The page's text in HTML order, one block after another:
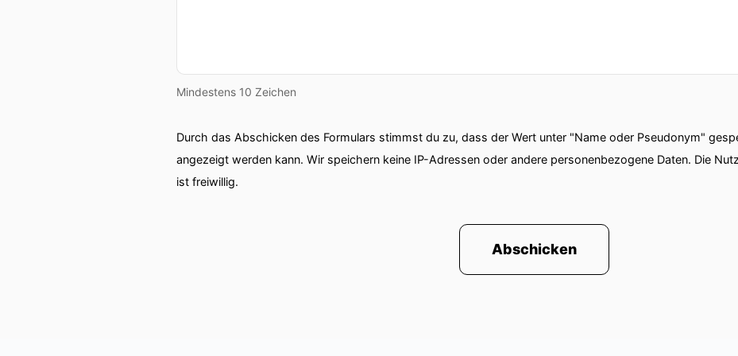
00:01:34: am persischen Golf wird wahrscheinlich einige überraschte Neuigkeiten
App.
00:01:46: Da ist ja also die steigenden Spritpreise als Vorbote einer vielleicht
einmal ein schlechtes Zeichen.
Mindestens 10 Zeichen
Durch das Abschicken des Formulars stimmst du zu, dass der Wert unter "Name oder Pseudonym"
angezeigt werden kann. Wir speichern keine IP-Adressen oder andere personenbezogene Daten. Die
ist freiwillig.
Abschicken